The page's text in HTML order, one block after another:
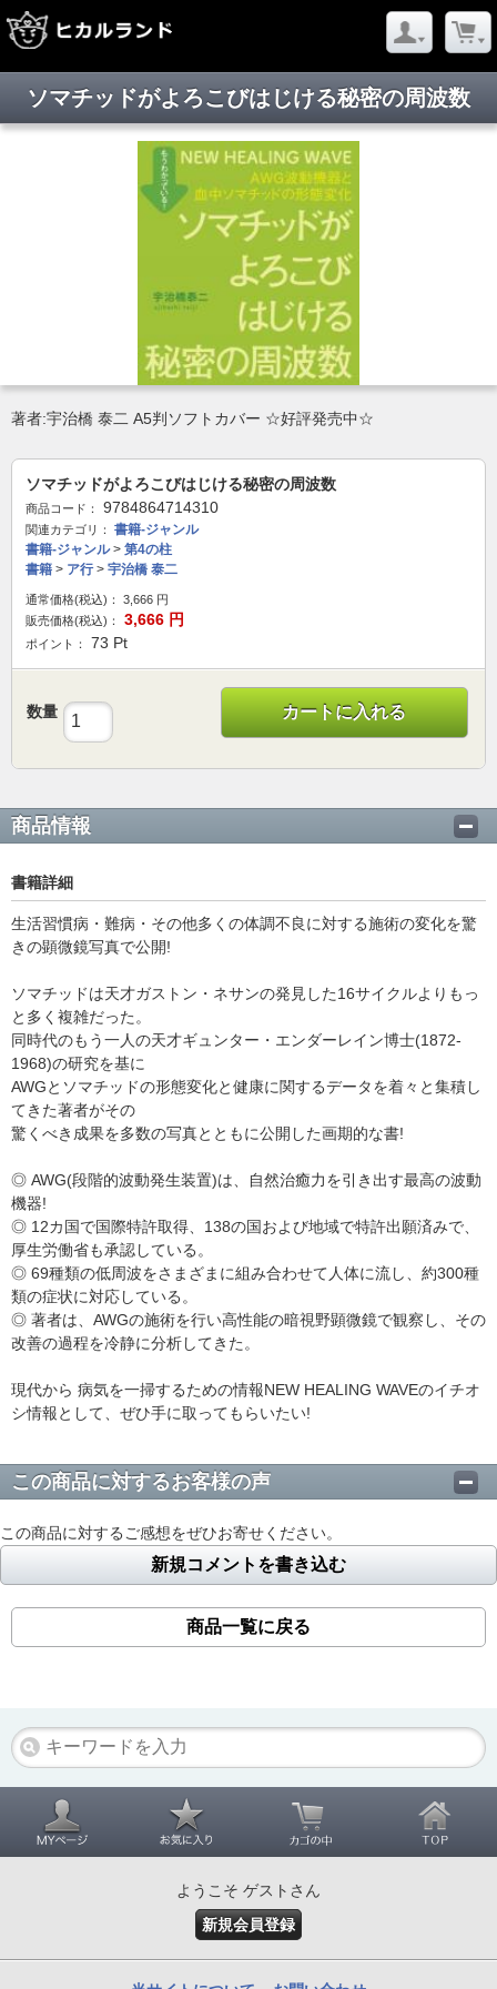
ソマチッドがよろこびはじける秘密の周波数
著者:宇治橋 泰二 A5判ソフトカバー ☆好評発売中☆
ソマチッドがよろこびはじける秘密の周波数
商品コード： 9784864714310
関連カテゴリ：
書籍-ジャンル
書籍-ジャンル> 第4の柱
書籍 > ア行> 宇治橋 泰二
通常価格(税込)： 3,666 円
販売価格(税込)：
3,666 円
ポイント： 73 Pt
数量 カートに入れる
商品情報
書籍詳細
生活習慣病・難病・その他多くの体調不良に対する施術の変化を驚
きの顕微鏡写真で公開!
ソマチッドは天才ガストン・ネサンの発見した16サイクルよりもっ
と多く複雑だった。
同時代のもう一人の天才ギュンター・エンダーレイン博士(1872-
1968)の研究を基に
AWGとソマチッドの形態変化と健康に関するデータを着々と集積し
てきた著者がその
驚くべき成果を多数の写真とともに公開した画期的な書!
◎ AWG(段階的波動発生装置)は、自然治癒力を引き出す最高の波動
機器!
◎ 12カ国で国際特許取得、138の国および地域で特許出願済みで、
厚生労働省も承認している。
◎ 69種類の低周波をさまざまに組み合わせて人体に流し、約300種
類の症状に対応している。
◎ 著者は、AWGの施術を行い高性能の暗視野顕微鏡で観察し、その
改善の過程を冷静に分析してきた。
現代から 病気を一掃するための情報NEW HEALING WAVEのイチオ
シ情報として、ぜひ手に取ってもらいたい!
この商品に対するお客様の声
この商品に対するご感想をぜひお寄せください。
新規コメントを書き込む
商品一覧に戻る
ようこそ ゲストさん
新規会員登録